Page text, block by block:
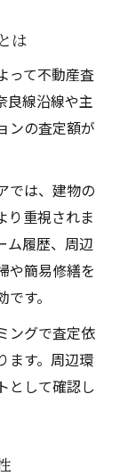
は
って不動産査
良線沿線や主
ンの査定額が
では、建物の
り重視されま
ム履歴、周辺
や簡易修繕を
す。
ングで査定依
ます。周辺環
として確認し